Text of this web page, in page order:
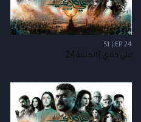
S1 | EP 24
علي كلاي | الحلقة 24